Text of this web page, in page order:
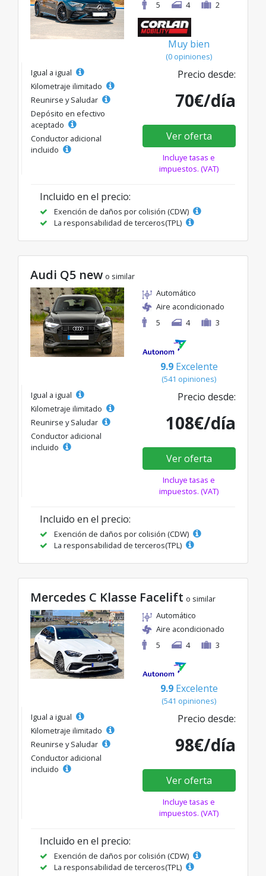
5 4 2
Muy bien
(0 opiniones)
Igual a igual
Kilometraje ilimitado
Reunirse y Saludar
Depósito en efectivo
aceptado
Conductor adicional
incluido
Precio desde:
70€/día
Ver oferta
Incluye tasas e
impuestos. (VAT)
Incluido en el precio:
Exención de daños por colisión (CDW)
La responsabilidad de terceros(TPL)
Audi Q5 new o similar
Automático
Aire acondicionado
5
4 3
9.9 Excelente
(541 opiniones)
Igual a igual
Kilometraje ilimitado
Reunirse y Saludar
Conductor adicional
incluido
Precio desde:
108€/día
Ver oferta
Incluye tasas e
impuestos. (VAT)
Incluido en el precio:
Exención de daños por colisión (CDW)
La responsabilidad de terceros(TPL)
Mercedes C Klasse Facelift o similar
Automático
Aire acondicionado
5
4 3
9.9 Excelente
(541 opiniones)
Igual a igual
Kilometraje ilimitado
Reunirse y Saludar
Conductor adicional
incluido
Precio desde:
98€/día
Ver oferta
Incluye tasas e
impuestos. (VAT)
Incluido en el precio:
Exención de daños por colisión (CDW)
La responsabilidad de terceros(TPL)